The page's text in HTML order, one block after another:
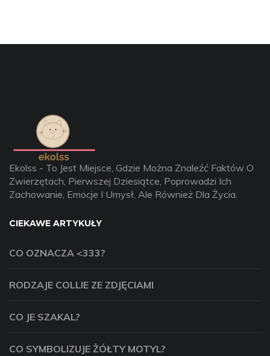
Ekolss - To Jest Miejsce, Gdzie Można Znaleźć Faktów O
Zwierzętach, Pierwszej Dziesiątce, Poprowadzi Ich
Zachowanie, Emocje I Umysł, Ale Również Dla Życia.
CIEKAWE ARTYKUŁY
CO OZNACZA <333?
RODZAJE COLLIE ZE ZDJĘCIAMI
CO JE SZAKAL?
CO SYMBOLIZUJE ŻÓŁTY MOTYL?